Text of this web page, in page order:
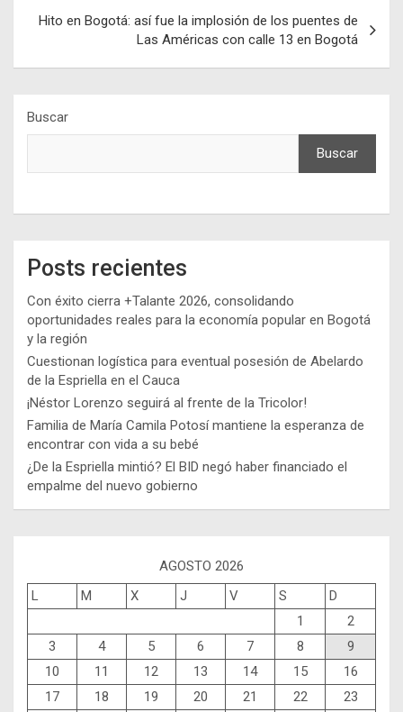
Hito en Bogotá: así fue la implosión de los puentes de
Las Américas con calle 13 en Bogotá
Buscar
Buscar
Posts recientes
Con éxito cierra +Talante 2026, consolidando
oportunidades reales para la economía popular en Bogotá
y la región
Cuestionan logística para eventual posesión de Abelardo
de la Espriella en el Cauca
¡Néstor Lorenzo seguirá al frente de la Tricolor!
Familia de María Camila Potosí mantiene la esperanza de
encontrar con vida a su bebé
¿De la Espriella mintió? El BID negó haber financiado el
empalme del nuevo gobierno
AGOSTO 2026
L
M X J V S
D
1
2
3
4 5 6 7 8
9
10
11 12 13 14 15
16
17
18 19 20 21 22
23